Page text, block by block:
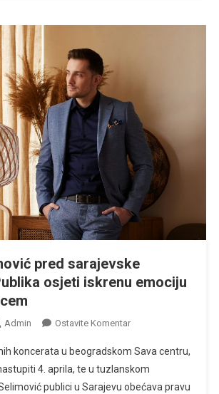
pred sarajevske
osjeti iskrenu emociju
Admin Ostavite KomentarNa
Selimović
Pred
Sarajevske
koncerata u beogradskom Sava centru,
4. aprila, te u tuzlanskom
publici u Sarajevu obećava pravu